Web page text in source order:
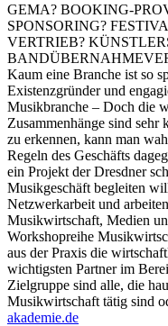
GEMA? BOOKING-
SPONSORING?
VERTRIEB?
Kaum eine Branche ist so
Existenzgründer und
Musikbranche – Doch die
Zusammenhänge sind sehr
zu erkennen, kann man
Regeln des Geschäfts
ein Projekt der Dresdner
Musikgeschäft begleiten
Netzwerkarbeit und
Musikwirtschaft, Medien
Workshopreihe
aus der Praxis die
wichtigsten Partner im
Zielgruppe sind alle, die
Musikwirtschaft tätig sind
akademie.de